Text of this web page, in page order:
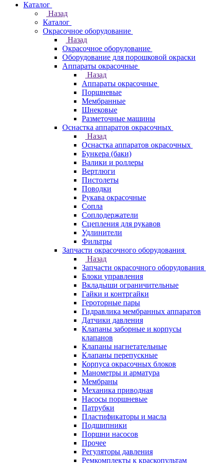
Каталог
Назад
Каталог
Окрасочное оборудование
Назад
Окрасочное оборудование
Оборудование для порошковой окраски
Аппараты окрасочные
Назад
Аппараты окрасочные
Поршневые
Мембранные
Шнековые
Разметочные машины
Оснастка аппаратов окрасочных
Назад
Оснастка аппаратов окрасочных
Бункера (баки)
Валики и роллеры
Вертлюги
Пистолеты
Поводки
Рукава окрасочные
Сопла
Соплодержатели
Сцепления для рукавов
Удлинители
Фильтры
Запчасти окрасочного оборудования
Назад
Запчасти окрасочного оборудования
Блоки управления
Вкладыши ограничительные
Гайки и контргайки
Героторные пары
Гидравлика мембранных аппаратов
Датчики давления
Клапаны заборные и корпусы
клапанов
Клапаны нагнетательные
Клапаны перепускные
Корпуса окрасочных блоков
Манометры и арматура
Мембраны
Механика приводная
Насосы поршневые
Патрубки
Пластификаторы и масла
Подшипники
Поршни насосов
Прочее
Регуляторы давления
Ремкомплекты к краскопультам